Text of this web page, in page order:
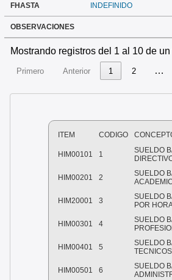
FHASTA INDEFINIDO
OBSERVACIONES
Mostrando registros del 1 al 10 de
Primero Anterior 1 2 …
ITEM CODIGO
HIM00101 1
SUELDO
HIM00201 2
SUELDO
HIM20001 3
SUELDO
POR
HIM00301 4
SUELDO
HIM00401 5
SUELDO
TECNICOS
HIM00501 6
SUELDO